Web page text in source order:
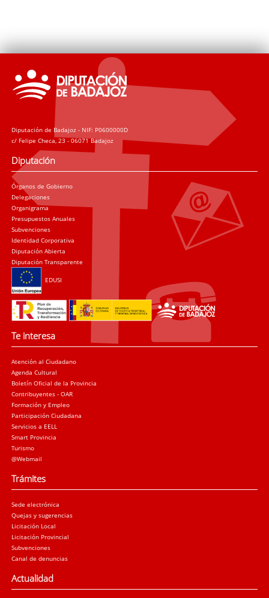
Diputación de Badajoz - NIF: P0600000D
c/ Felipe Checa, 23 - 06071 Badajoz
Diputación
Órganos de Gobierno
Delegaciones
Organigrama
Presupuestos Anuales
Subvenciones
Identidad Corporativa
Diputación Abierta
Diputación Transparente
EDUSI
Te interesa
Atención al Ciudadano
Agenda Cultural
Boletín Oficial de la Provincia
Contribuyentes - OAR
Formación y Empleo
Participación Ciudadana
Servicios a EELL
Smart Provincia
Turismo
@Webmail
Trámites
Sede electrónica
Quejas y sugerencias
Licitación Local
Licitación Provincial
Subvenciones
Canal de denuncias
Actualidad